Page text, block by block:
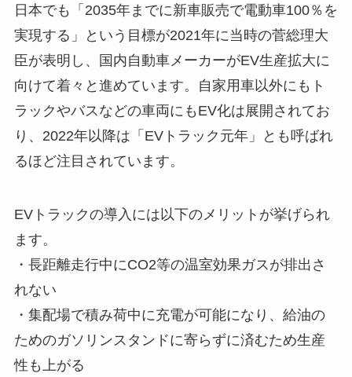
日本でも「2035年までに新車販売で電動車100％を
実現する」という目標が2021年に当時の菅総理大
臣が表明し、国内自動車メーカーがEV生産拡大に
向けて着々と進めています。自家用車以外にもト
ラックやバスなどの車両にもEV化は展開されてお
り、2022年以降は「EVトラック元年」とも呼ばれ
るほど注目されています。
EVトラックの導入には以下のメリットが挙げられ
ます。
・長距離走行中にCO2等の温室効果ガスが排出さ
れない
・集配場で積み荷中に充電が可能になり、給油の
ためのガソリンスタンドに寄らずに済むため生産
性も上がる